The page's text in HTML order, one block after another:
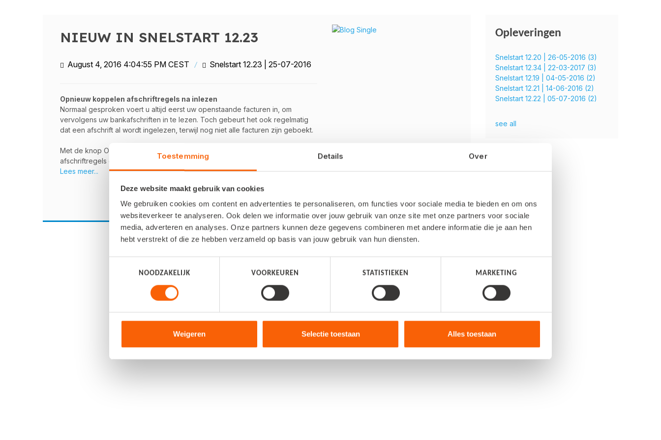
Toestemming Details Over
Deze website maakt gebruik van cookies
We gebruiken cookies om content en advertenties te personaliseren, om functies voor sociale media te bieden en om ons
websiteverkeer te analyseren. Ook delen we informatie over jouw gebruik van onze site met onze partners voor sociale
media, adverteren en analyses. Onze partners kunnen deze gegevens combineren met andere informatie die je aan hen
hebt verstrekt of die ze hebben verzameld op basis van jouw gebruik van hun diensten.
NOODZAKELIJK VOORKEUREN STATISTIEKEN MARKETING
Weigeren Selectie toestaan Alles toestaan
NIEUW IN SNELSTART 12.23
August 4, 2016 4:04:55 PM CEST Snelstart 12.23 | 25-07-2016
Opnieuw koppelen afschriftregels na inlezen
Normaal gesproken voert u altijd eerst uw openstaande facturen in, om
vervolgens uw bankafschriften in te lezen. Toch gebeurt het ook regelmatig
dat een afschrift al wordt ingelezen, terwijl nog niet alle facturen zijn geboekt.
Met de knop Opnieuw koppelen heeft u nu de mogelijkeid ingelezen
afschriftregels opnieuw te koppelen als u de facturen later heeft ingeboekt.
Lees meer...
Opleveringen
Snelstart 12.20 | 26-05-2016 (3)
Snelstart 12.34 | 22-03-2017 (3)
Snelstart 12.19 | 04-05-2016 (2)
Snelstart 12.21 | 14-06-2016 (2)
Snelstart 12.22 | 05-07-2016 (2)
see all